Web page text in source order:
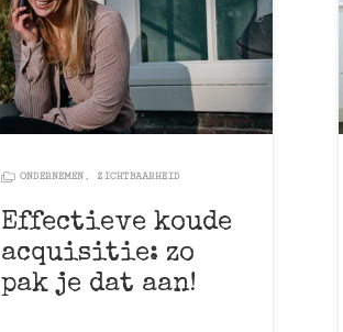
ONDERNEMEN, ZICHTBAARHEID
Effectieve koude
acquisitie: zo
pak je dat aan!